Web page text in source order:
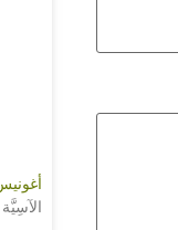
الآسِيَّة